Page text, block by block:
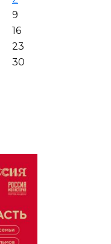
9
16
23
30